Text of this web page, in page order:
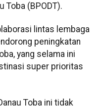
Toba (BPODT).
lintas lembaga
peningkatan
yang selama ini
super prioritas
Toba ini tidak